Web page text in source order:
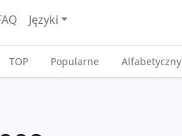
Języki
TOP Popularne Alfabetyczny